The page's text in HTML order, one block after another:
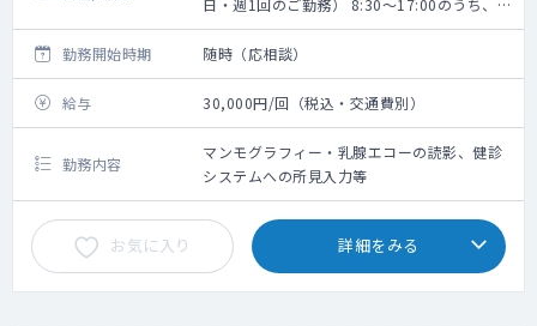
日・週1回のご勤務） 8:30～17:00のうち、
任意の3時間
勤務開始時期
随時（応相談）
給与 30,000円/回（税込・交通費別）
勤務内容
マンモグラフィー・乳腺エコーの読影、健診
システムへの所見入力等
お気に入り 詳細をみる